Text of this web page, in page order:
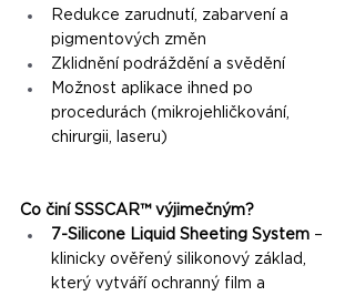
Redukce zarudnutí, zabarvení a
pigmentových změn
Zklidnění podráždění a svědění
Možnost aplikace ihned po
procedurách (mikrojehličkování,
chirurgii, laseru)
Co činí SSSCAR™ výjimečným?
7-Silicone Liquid Sheeting System –
klinicky ověřený silikonový základ,
který vytváří ochranný film a